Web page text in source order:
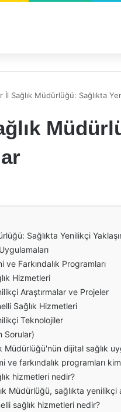
İl Sağlık Müdürlüğü: Sağlıkta
Sağlıkta Yenilikçi
ve Farkındalık Programları
Hizmetleri
Araştırmalar ve Projeler
Sağlık Hizmetleri
Teknolojiler
Sorular)
Müdürlüğü'nün dijital sağlık
ve farkındalık programları
hizmetleri nedir?
Müdürlüğü, sağlıkta yenilikçi
sağlık hizmetleri nedir?